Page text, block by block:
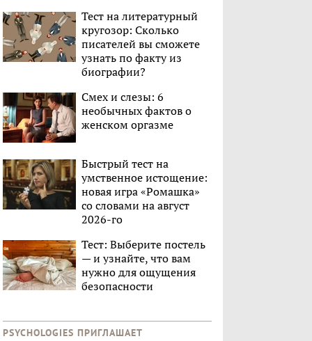
Тест на литературный
кругозор: Сколько
писателей вы сможете
узнать по факту из
биографии?
Смех и слезы: 6
необычных фактов о
женском оргазме
Быстрый тест на
умственное истощение:
новая игра «Ромашка»
со словами на август
2026-го
Тест: Выберите постель
— и узнайте, что вам
нужно для ощущения
безопасности
PSYCHOLOGIES ПРИГЛАШАЕТ